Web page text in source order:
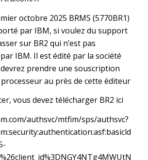
octobre 2025 BRMS (5770BR1)
par IBM, si voulez du support
sur BR2 qui n’est pas
IBM. Il est édité par la société
prendre une souscription
au près de cette éditeur
vous devez télécharger BR2 ici
authsvc/mtfim/sps/authsvc?